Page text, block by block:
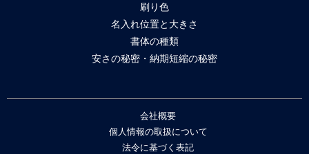
刷り色
名入れ位置と大きさ
書体の種類
安さの秘密・納期短縮の秘密
会社概要
個人情報の取扱について
法令に基づく表記